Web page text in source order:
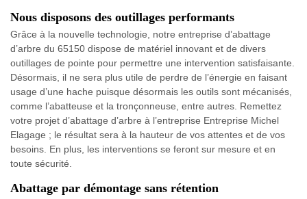
Nous disposons des outillages performants
Grâce à la nouvelle technologie, notre entreprise d’abattage
d’arbre du 65150 dispose de matériel innovant et de divers
outillages de pointe pour permettre une intervention satisfaisante.
Désormais, il ne sera plus utile de perdre de l’énergie en faisant
usage d’une hache puisque désormais les outils sont mécanisés,
comme l’abatteuse et la tronçonneuse, entre autres. Remettez
votre projet d’abattage d’arbre à l’entreprise Entreprise Michel
Elagage ; le résultat sera à la hauteur de vos attentes et de vos
besoins. En plus, les interventions se feront sur mesure et en
toute sécurité.
Abattage par démontage sans rétention